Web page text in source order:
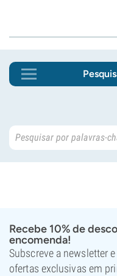
Recebe 10% de
encomenda!
Subscreve a newsletter
ofertas exclusivas em